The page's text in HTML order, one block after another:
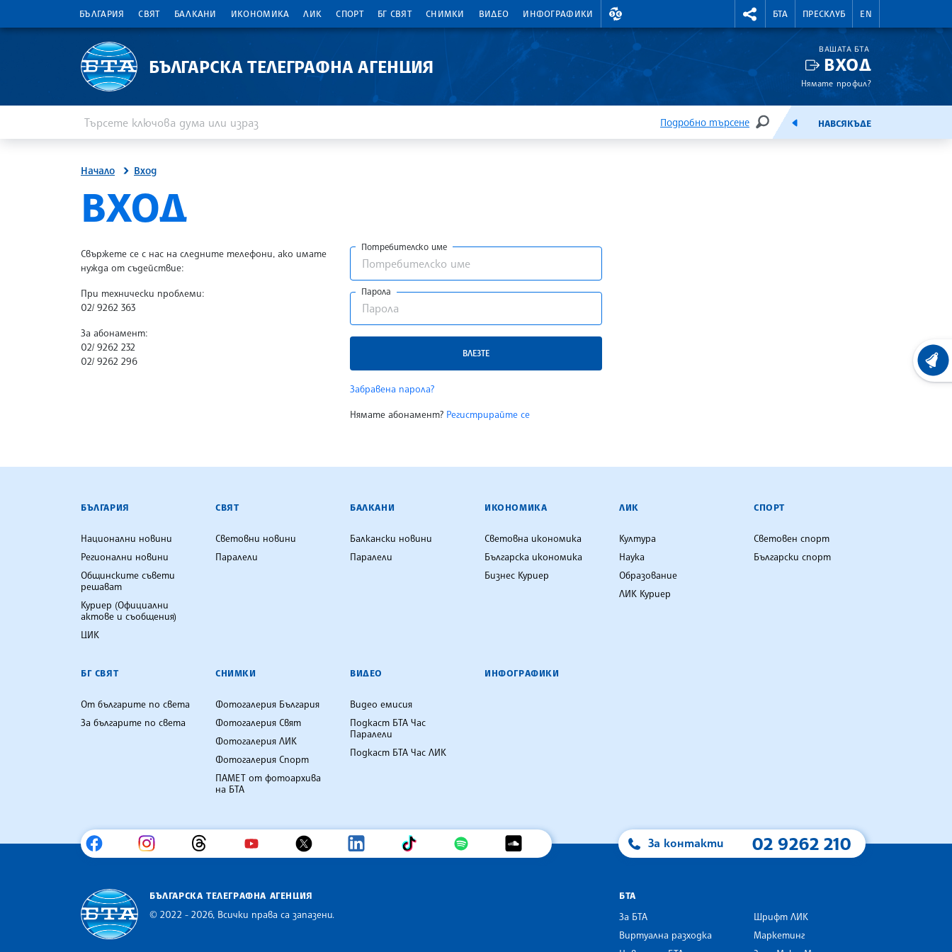
БЪЛГАРИЯ СВЯТ БАЛКАНИ ИКОНОМИКА ЛИК СПОРТ БГ СВЯТ СНИМКИ ВИДЕО ИНФОГРАФИКИ
ВАЛУТНИ КУРСОВЕ RIGHTMENU.SOCIAL
БТА ПРЕСКЛУБ EN
БЪЛГАРСКА ТЕЛЕГРАФНА АГЕНЦИЯ
ВАШАТА БТА
ВХОД
Нямате профил?
Подробно търсене
ТЪРСЕНЕЕМИСИЯНАВСЯКЪДЕ
Начало Вход
SITE.BTA
ВХОД
Свържете се с нас на следните телефони, ако имате
нужда от съдействие:
При технически проблеми:
02/ 9262 363
За абонамент:
02/ 9262 232
02/ 9262 296
Потребителско име
Парола
ВЛЕЗТЕ
Забравена парола?
Нямате абонамент? Регистрирайте се
БЪЛГАРСКА ТЕЛЕГРАФНА АГЕНЦИЯ
БЪЛГАРИЯ
Национални новини
Регионални новини
Общинските съвети
решават
Куриер (Официални
актове и съобщения)
ЦИК
СВЯТ
Световни новини
Паралели
БАЛКАНИ
Балкански новини
Паралели
ИКОНОМИКА
Световна икономика
Българска икономика
Бизнес Куриер
ЛИК
Култура
Наука
Образование
ЛИК Куриер
СПОРТ
Световен спорт
Български спорт
БГ СВЯТ
От българите по света
За българите по света
СНИМКИ
Фотогалерия България
Фотогалерия Свят
Фотогалерия ЛИК
Фотогалерия Спорт
ПАМЕТ от фотоархива
на БТА
ВИДЕО
Видео емисия
Подкаст БТА Час
Паралели
Подкаст БТА Час ЛИК
ИНФОГРАФИКИ
За контакти 02 9262 210
БЪЛГАРСКА ТЕЛЕГРАФНА АГЕНЦИЯ
© 2022 - 2026, Всички права са запазени.
БТА
За БТА
Виртуална разходка
Шрифт ЛИК
Маркетинг